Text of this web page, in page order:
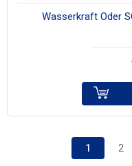
Wasserkraft Oder
1 2